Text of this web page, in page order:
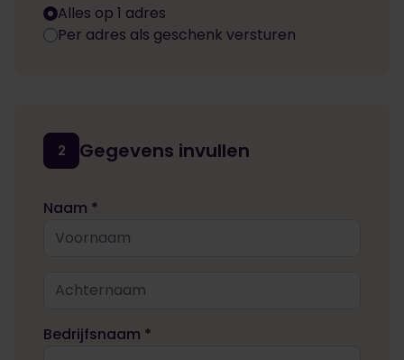
Alles op 1 adres
Per adres als geschenk versturen
2 Gegevens invullen
Naam *
Bedrijfsnaam *